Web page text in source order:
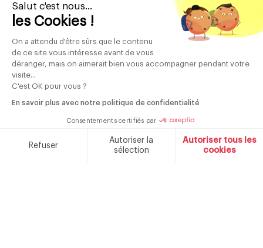
href="https://www.schneiderconsumer.com/fr/politique-de-
confidentialite/">politique de confidentialité.
85 ans
Produits
Marque française fondée en 1934
Salut c'est nous...
les Cookies !
On a attendu d'être sûrs que le contenu
de ce site vous intéresse avant de vous
déranger, mais on aimerait bien vous accompagner pendant votre
visite...
C'est OK pour vous ?
En savoir plus avec notre politique de confidentialité
Consentements certifiés par
Refuser
Autoriser la
sélection
Autoriser tous les
cookies